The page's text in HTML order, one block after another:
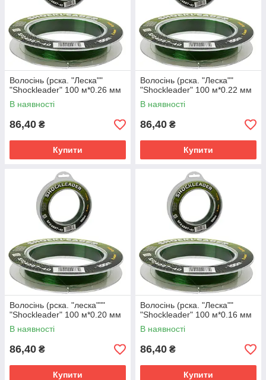
Волосінь (рска. "Леска""
"Shockleader" 100 м*0.26 мм
В наявності
86,40 ₴
Купити
Волосінь (рска. "Леска""
"Shockleader" 100 м*0.22 мм
В наявності
86,40 ₴
Купити
Волосінь (рска. "леска"""
"Shockleader" 100 м*0.20 мм
В наявності
86,40 ₴
Купити
Волосінь (рска. "Леска""
"Shockleader" 100 м*0.16 мм
В наявності
86,40 ₴
Купити